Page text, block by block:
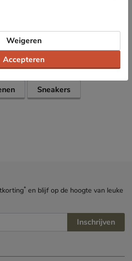
Sneakers
* en blijf op de hoogte van leuke
Inschrijven
Accepteren
Weigeren